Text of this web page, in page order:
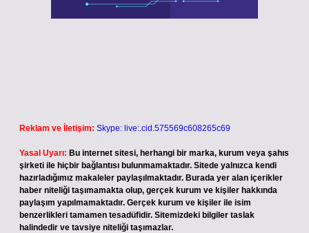
Reklam ve İletişim: Skype: live:.cid.575569c608265c69
Yasal Uyarı: Bu internet sitesi, herhangi bir marka, kurum veya şahıs
şirketi ile hiçbir bağlantısı bulunmamaktadır. Sitede yalnızca kendi
hazırladığımız makaleler paylaşılmaktadır. Burada yer alan içerikler
haber niteliği taşımamakta olup, gerçek kurum ve kişiler hakkında
paylaşım yapılmamaktadır. Gerçek kurum ve kişiler ile isim
benzerlikleri tamamen tesadüfidir. Sitemizdeki bilgiler taslak
halindedir ve tavsiye niteliği taşımazlar.